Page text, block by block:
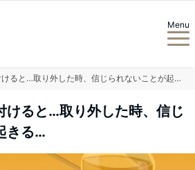
Menu
パンを足に巻き付けると…取り外した時、信じられないことが起きる…
けると…取り外した時、信じ
きる…